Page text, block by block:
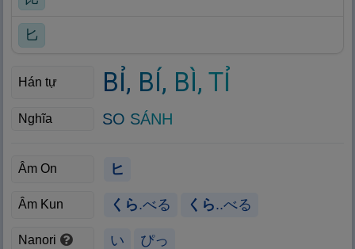
匕
Hán tự BỈ, BÍ, BÌ, TỈ
Nghĩa SO SÁNH
Âm On ヒ
Âm Kun くら.べる くら..べる
Nanori い ぴっ